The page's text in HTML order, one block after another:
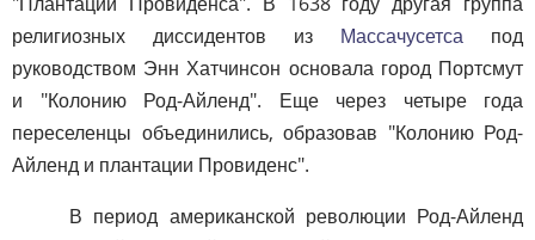
религиозных диссидентов из Массачусетса под
руководством Энн Хатчинсон основала город Портсмут
и "Колонию Род-Айленд". Еще через четыре года
переселенцы объединились, образовав "Колонию Род-
Айленд и плантации Провиденс".
В период американской революции Род-Айленд